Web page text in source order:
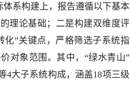
体系构建上，报告遵循以下基本
理论基础；二是构建双维度评
化”关键点，严格筛选子系统指
对象范围。其中，“绿水青山”
4大子系统构成，涵盖18项三级